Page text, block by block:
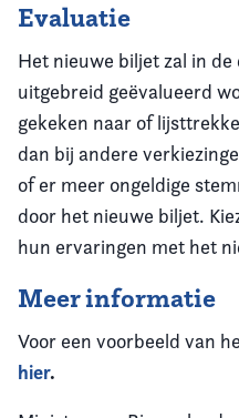
Evaluatie
Het nieuwe biljet zal in
uitgebreid geëvalueerd
gekeken naar of
dan bij andere
of er meer ongeldige
door het nieuwe biljet.
hun ervaringen met het
Meer informatie
Voor een voorbeeld van
hier.